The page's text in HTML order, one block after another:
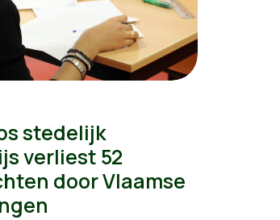
stedelijk
verliest 52
door Vlaamse